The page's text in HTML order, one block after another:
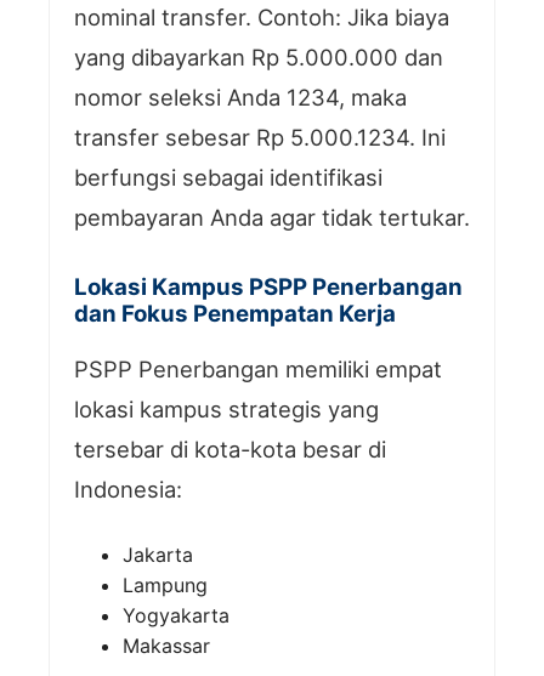
nominal transfer. Contoh: Jika biaya
yang dibayarkan Rp 5.000.000 dan
nomor seleksi Anda 1234, maka
transfer sebesar Rp 5.000.1234. Ini
berfungsi sebagai identifikasi
pembayaran Anda agar tidak tertukar.
Lokasi Kampus PSPP Penerbangan
dan Fokus Penempatan Kerja
PSPP Penerbangan memiliki empat
lokasi kampus strategis yang
tersebar di kota-kota besar di
Indonesia:
Jakarta
Lampung
Yogyakarta
Makassar